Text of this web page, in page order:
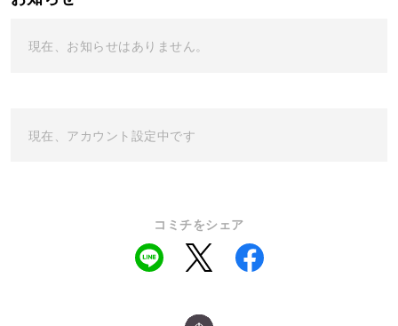
現在、お知らせはありません。
現在、アカウント設定中です
コミチをシェア